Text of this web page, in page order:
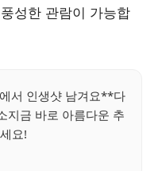
성한 관람이 가능합
서 인생샷 남겨요**다
지금 바로 아름다운 추
요!